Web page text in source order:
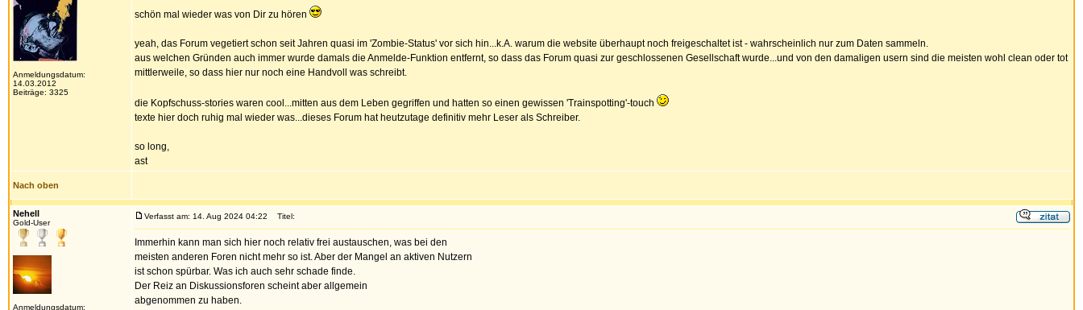
Anmeldungsdatum:
14.03.2012
Beiträge: 3325
schön mal wieder was von Dir zu hören
yeah, das Forum vegetiert schon seit Jahren quasi im 'Zombie-Status' vor sich hin...k.A. warum die website überhaupt noch freigeschaltet ist - wahrscheinlich nur zum Daten sammeln.
aus welchen Gründen auch immer wurde damals die Anmelde-Funktion entfernt, so dass das Forum quasi zur geschlossenen Gesellschaft wurde...und von den damaligen usern sind die meisten wohl clean oder tot
mittlerweile, so dass hier nur noch eine Handvoll was schreibt.
die Kopfschuss-stories waren cool...mitten aus dem Leben gegriffen und hatten so einen gewissen 'Trainspotting'-touch
texte hier doch ruhig mal wieder was...dieses Forum hat heutzutage definitiv mehr Leser als Schreiber.
so long,
ast
Nach oben
Nehell
Gold-User
Anmeldungsdatum:
Verfasst am: 14. Aug 2024 04:22 Titel:
Immerhin kann man sich hier noch relativ frei austauschen, was bei den
meisten anderen Foren nicht mehr so ist. Aber der Mangel an aktiven Nutzern
ist schon spürbar. Was ich auch sehr schade finde.
Der Reiz an Diskussionsforen scheint aber allgemein
abgenommen zu haben.